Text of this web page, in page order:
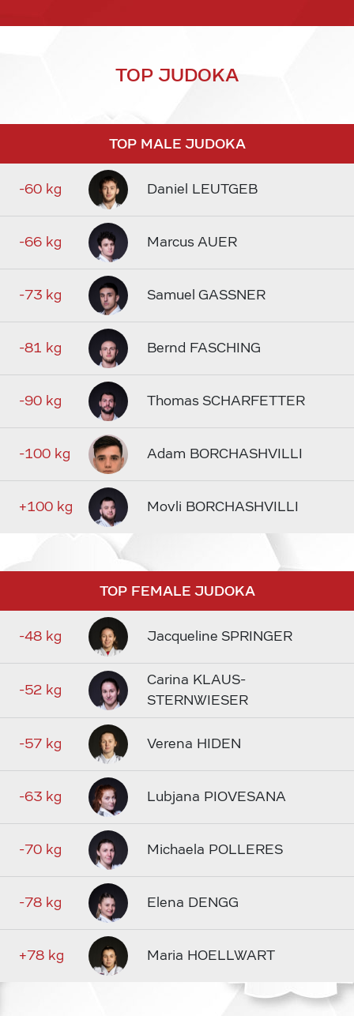
TOP JUDOKA
TOP MALE JUDOKA
-60 kg Daniel LEUTGEB
-66 kg Marcus AUER
-73 kg Samuel GASSNER
-81 kg Bernd FASCHING
-90 kg Thomas SCHARFETTER
-100 kg Adam BORCHASHVILLI
+100 kg Movli BORCHASHVILLI
TOP FEMALE JUDOKA
-48 kg Jacqueline SPRINGER
-52 kg
Carina KLAUS-
STERNWIESER
-57 kg Verena HIDEN
-63 kg Lubjana PIOVESANA
-70 kg Michaela POLLERES
-78 kg Elena DENGG
+78 kg Maria HOELLWART